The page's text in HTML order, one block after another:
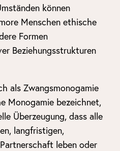
können
Menschen ethische
Formen
Beziehungsstrukturen
als Zwangsmonogamie
Monogamie bezeichnet,
Überzeugung, dass alle
langfristigen,
leben oder